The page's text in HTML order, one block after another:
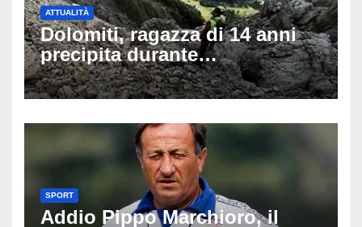
ATTUALITÀ
Dolomiti, ragazza di 14 anni
precipita durante
un’escursione: tragedia sul
Latemar davanti alla famiglia
SPORT
Addio Pippo Marchioro, il